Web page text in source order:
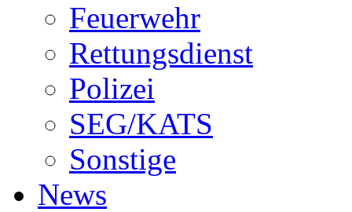
Feuerwehr
Rettungsdienst
Polizei
SEG/KATS
Sonstige
News